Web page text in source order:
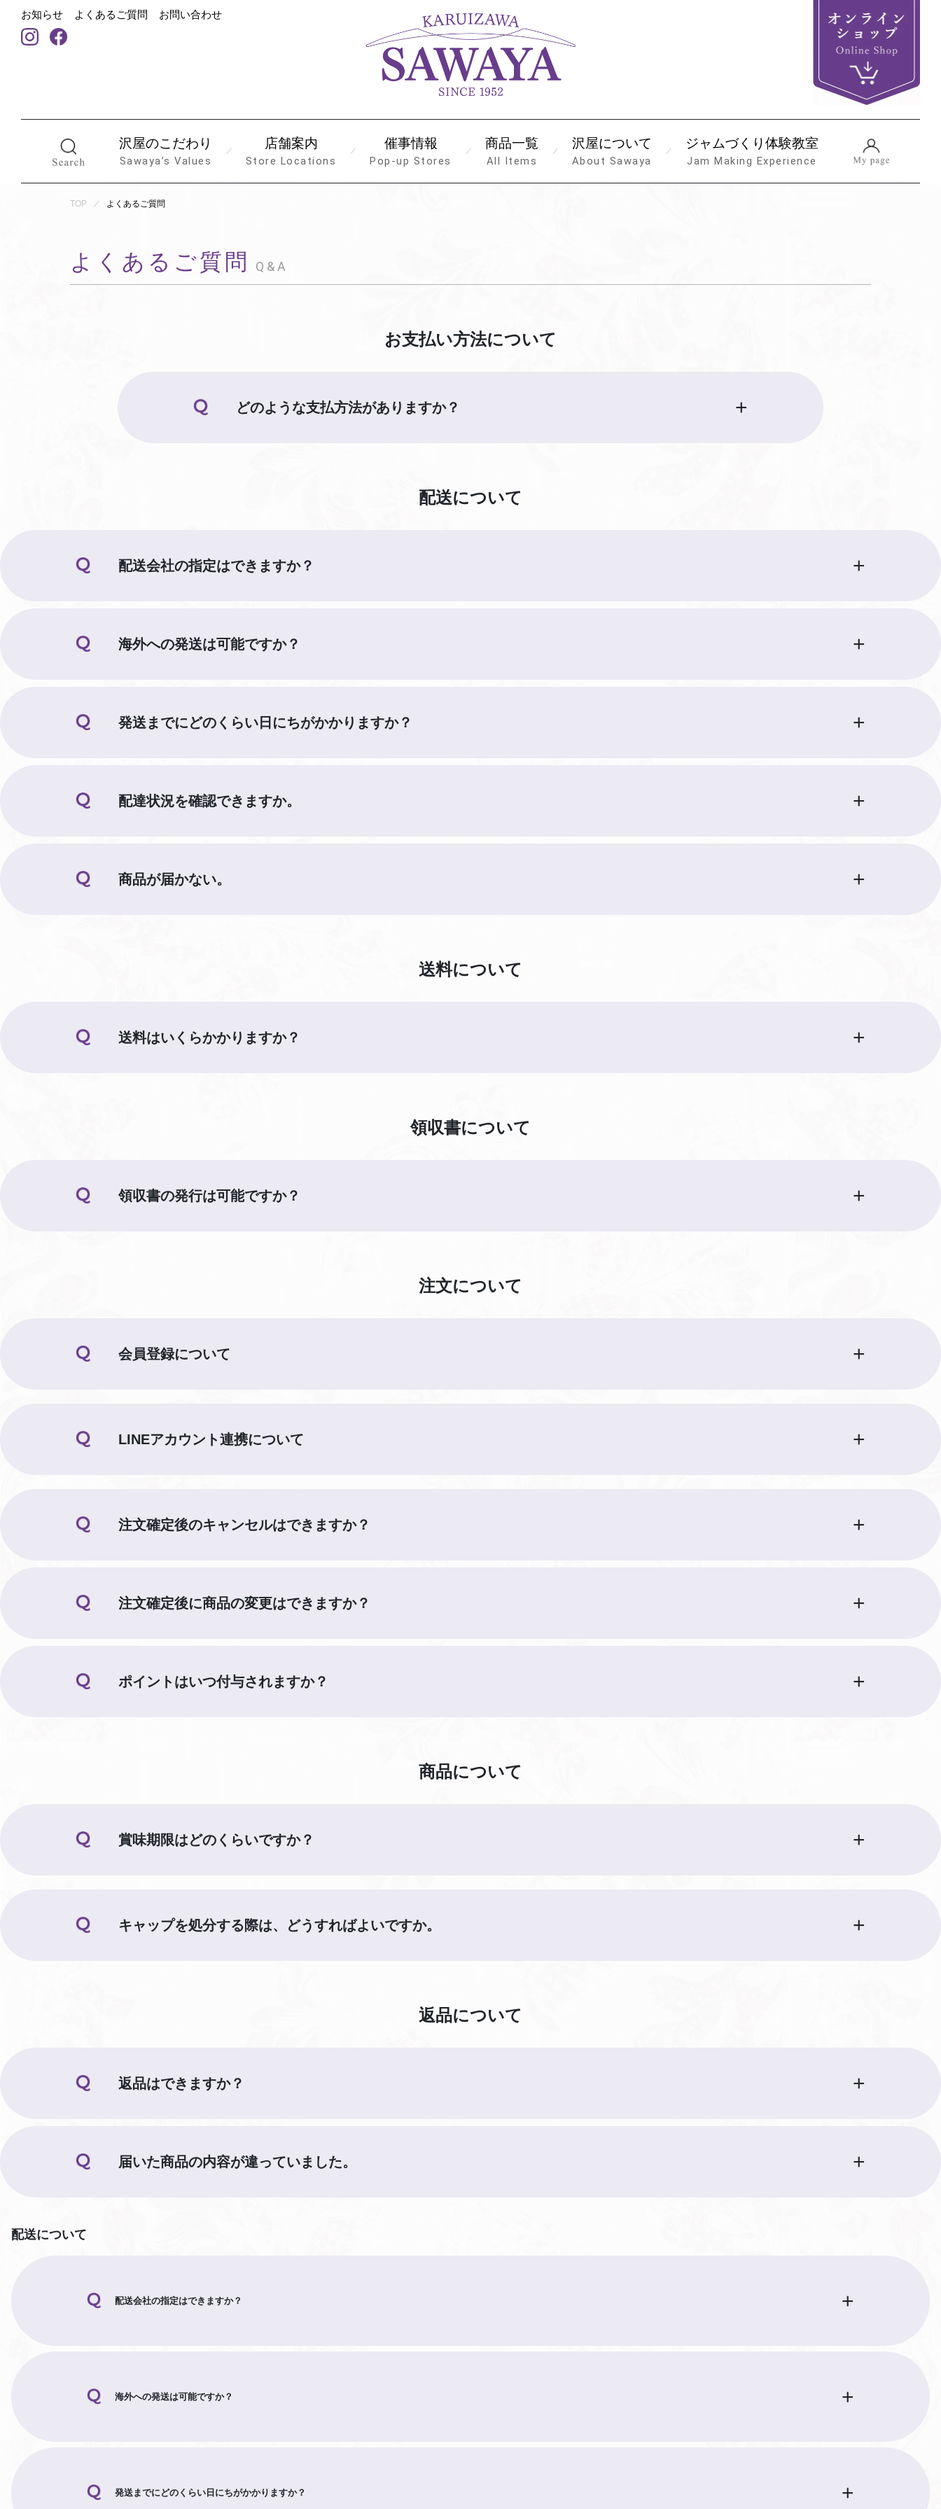
お知らせ よくあるご質問 お問い合わせ
沢屋のこだわり
Sawaya’s Values
店舗案内
Store Locations
催事情報
Pop-up Stores
商品一覧
All Items
沢屋について
About Sawaya
ジャムづくり体験教室
Jam Making Experience
TOP よくあるご質問
よくあるご質問 Q&A
お支払い方法について
どのような支払方法がありますか？
配送について
配送会社の指定はできますか？
海外への発送は可能ですか？
発送までにどのくらい日にちがかかりますか？
配達状況を確認できますか。
商品が届かない。
送料について
送料はいくらかかりますか？
領収書について
領収書の発行は可能ですか？
注文について
会員登録について
LINEアカウント連携について
注文確定後のキャンセルはできますか？
注文確定後に商品の変更はできますか？
ポイントはいつ付与されますか？
商品について
賞味期限はどのくらいですか？
キャップを処分する際は、どうすればよいですか。
返品について
返品はできますか？
届いた商品の内容が違っていました。
配送について
配送会社の指定はできますか？
海外への発送は可能ですか？
発送までにどのくらい日にちがかかりますか？